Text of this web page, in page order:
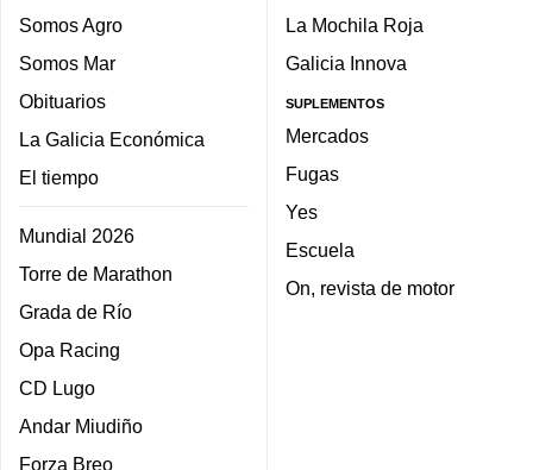
Somos Agro
Somos Mar
Obituarios
La Galicia Económica
El tiempo
Mundial 2026
Torre de Marathon
Grada de Río
Opa Racing
CD Lugo
Andar Miudiño
Forza Breo
La Mochila Roja
Galicia Innova
SUPLEMENTOS
Mercados
Fugas
Yes
Escuela
On, revista de motor